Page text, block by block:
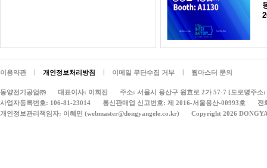
이용약관 개인정보처리방침 이메일 무단수집 거부 웹마스터 문의
동양전기공업㈜ 대표이사: 이희진
주소: 서울시 용산구 원효로 2가 57-7 [도로명주
사업자등록번호: 106-81-23014
통신판매업 신고번호: 제 2016-서울용산-00993호
전
개인정보관리책임자: 이혜민 (webmaster@dongyangele.co.kr)
Copyright 2026